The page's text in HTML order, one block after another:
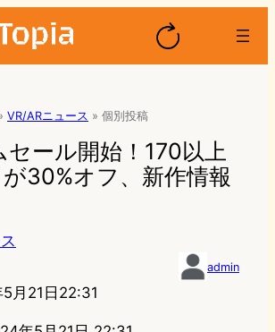
VR/ARニュース » 個別投稿
セール開始！170以上
30%オフ、新作情報
admin
月21日22:31